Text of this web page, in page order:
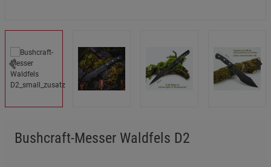
Bushcraft-Messer Waldfels D2